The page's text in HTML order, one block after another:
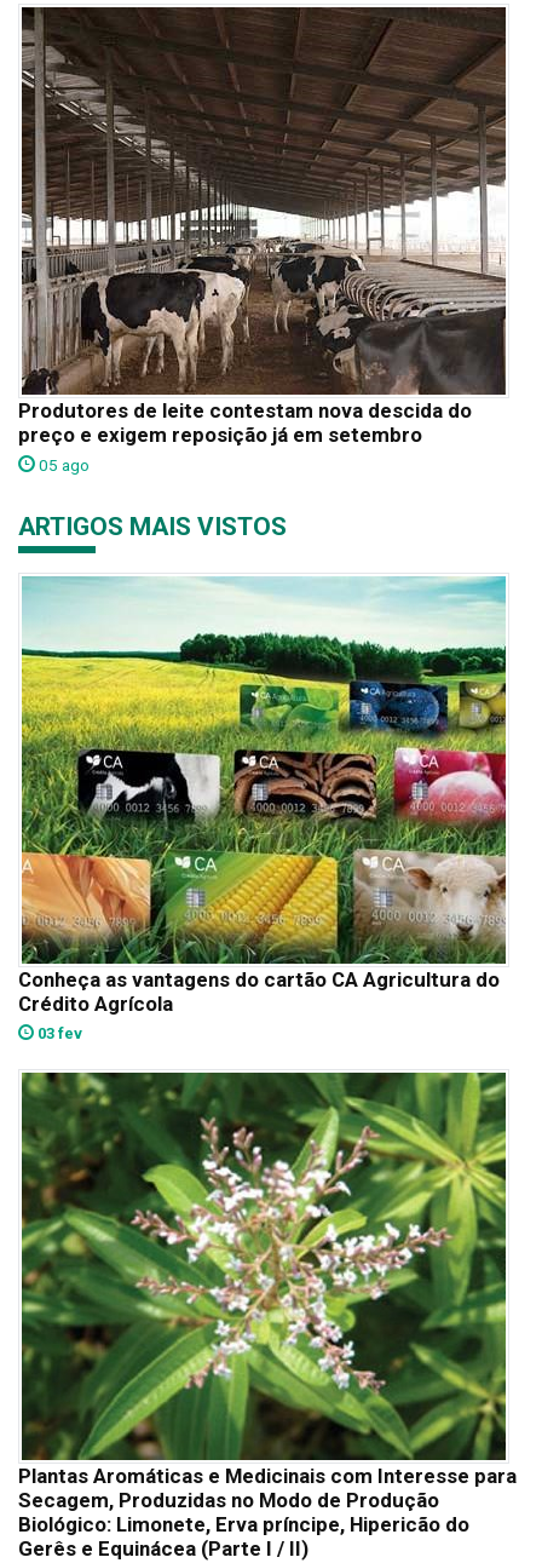
Produtores de leite contestam nova descida do
preço e exigem reposição já em setembro
05 ago
ARTIGOS MAIS VISTOS
Conheça as vantagens do cartão CA Agricultura do
Crédito Agrícola
03 fev
Plantas Aromáticas e Medicinais com Interesse para
Secagem, Produzidas no Modo de Produção
Biológico: Limonete, Erva príncipe, Hipericão do
Gerês e Equinácea (Parte I / II)